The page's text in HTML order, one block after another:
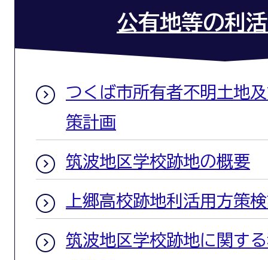
公有地等の利
つくば市所有者不明土地
策計画
筑波地区学校跡地の概要
上郷高校跡地利活用方策
筑波地区学校跡地に関す